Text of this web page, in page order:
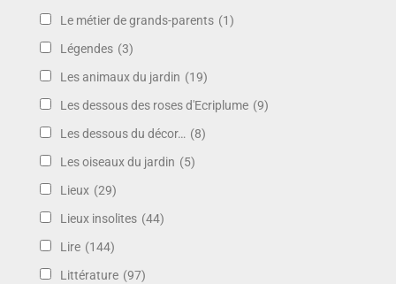
Le métier de grands-parents (1)
Légendes (3)
Les animaux du jardin (19)
Les dessous des roses d'Ecriplume (9)
Les dessous du décor… (8)
Les oiseaux du jardin (5)
Lieux (29)
Lieux insolites (44)
Lire (144)
Littérature (97)